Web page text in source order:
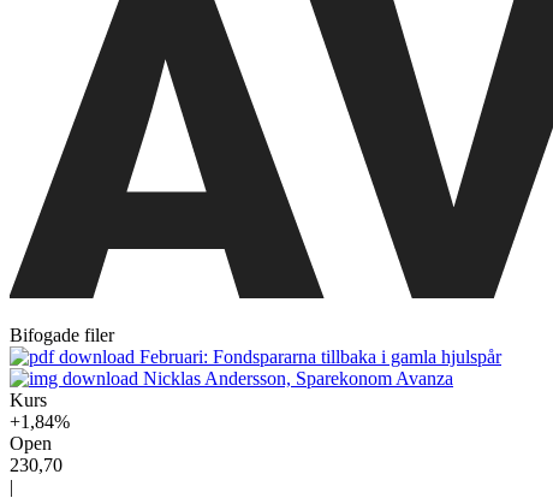
Bifogade filer
Februari: Fondspararna tillbaka i gamla hjulspår
Nicklas Andersson, Sparekonom Avanza
Kurs
+1,84%
Open
230,70
|